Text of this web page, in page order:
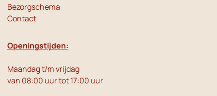
Bezorgschema
Contact
Openingstijden:
Maandag t/m vrijdag
van 08:00 uur tot 17:00 uur